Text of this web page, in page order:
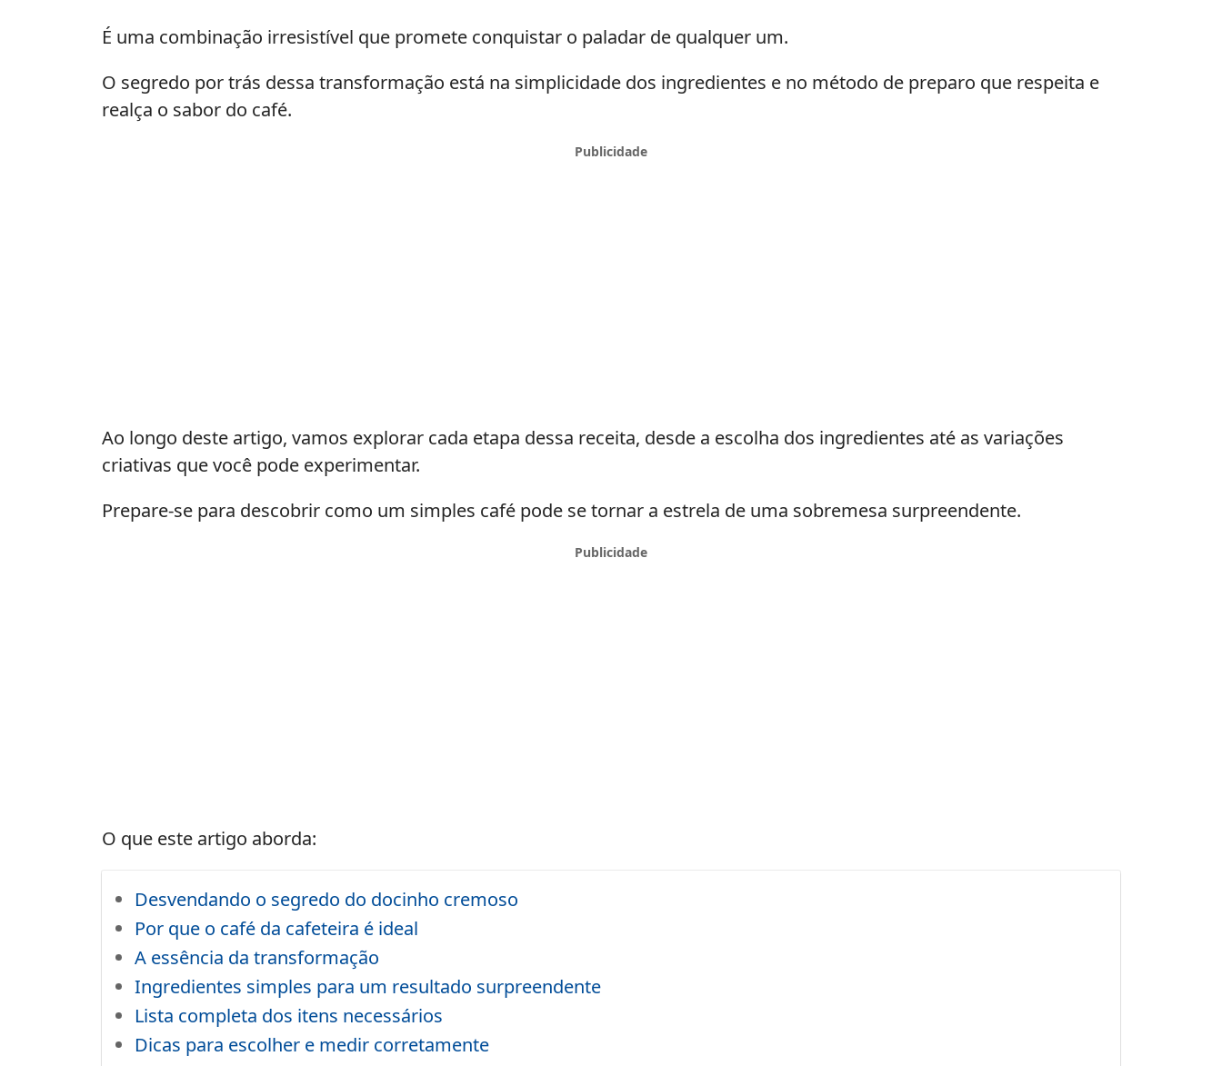
É uma combinação irresistível que promete conquistar o paladar de qualquer um.
O segredo por trás dessa transformação está na simplicidade dos ingredientes e no método de preparo que respeita e
realça o sabor do café.
Ao longo deste artigo, vamos explorar cada etapa dessa receita, desde a escolha dos ingredientes até as variações
criativas que você pode experimentar.
Prepare-se para descobrir como um simples café pode se tornar a estrela de uma sobremesa surpreendente.
O que este artigo aborda:
Desvendando o segredo do docinho cremoso
Por que o café da cafeteira é ideal
A essência da transformação
Ingredientes simples para um resultado surpreendente
Lista completa dos itens necessários
Dicas para escolher e medir corretamente